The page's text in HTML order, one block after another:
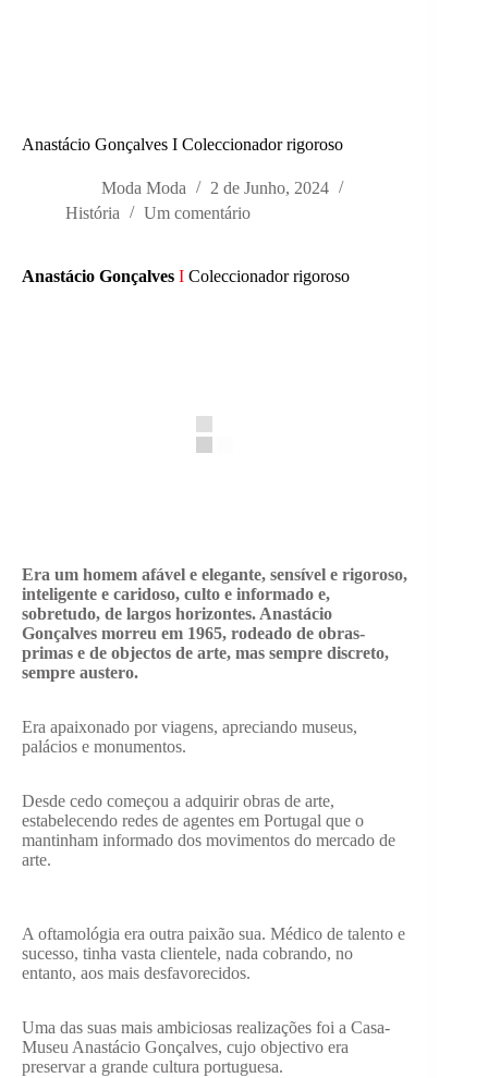
Anastácio Gonçalves I Coleccionador rigoroso
Moda Moda
2 de Junho, 2024
História
Um comentário
Anastácio Gonçalves I Coleccionador rigoroso
Era um homem afável e elegante, sensível e rigoroso,
inteligente e caridoso, culto e informado e,
sobretudo, de largos horizontes. Anastácio
Gonçalves morreu em 1965, rodeado de obras-
primas e de objectos de arte, mas sempre discreto,
sempre austero.
Era apaixonado por viagens, apreciando museus,
palácios e monumentos.
Desde cedo começou a adquirir obras de arte,
estabelecendo redes de agentes em Portugal que o
mantinham informado dos movimentos do mercado de
arte.
A oftamológia era outra paixão sua. Médico de talento e
sucesso, tinha vasta clientele, nada cobrando, no
entanto, aos mais desfavorecidos.
Uma das suas mais ambiciosas realizações foi a Casa-
Museu Anastácio Gonçalves, cujo objectivo era
preservar a grande cultura portuguesa.